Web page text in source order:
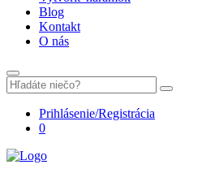
Blog
Kontakt
O nás
Prihlásenie/Registrácia
0